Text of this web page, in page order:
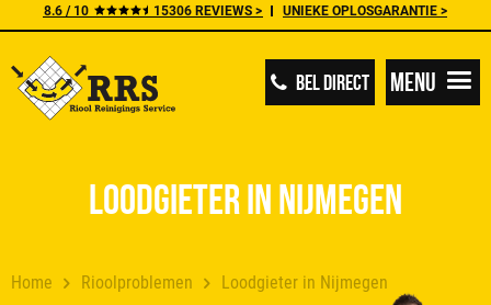
8.6 / 10 15306 REVIEWS > UNIEKE OPLOSGARANTIE >
BEL DIRECT Menu
Home Rioolproblemen Loodgieter in Nijmegen
Loodgieter in Nijmegen